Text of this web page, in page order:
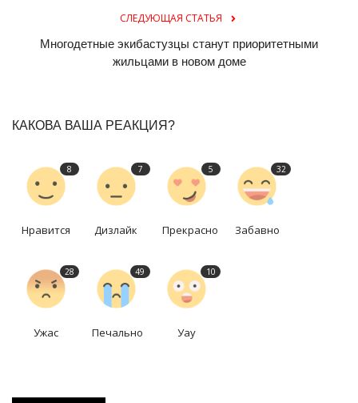
СЛЕДУЮЩАЯ СТАТЬЯ
Многодетные экибастузцы станут приоритетными
жильцами в новом доме
КАКОВА ВАША РЕАКЦИЯ?
8
Нравится
7
Дизлайк
5
Прекрасно
32
Забавно
28
Ужас
49
Печально
10
Уау